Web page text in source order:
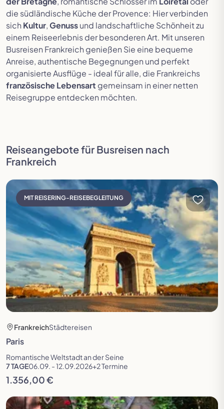
Festspielreisen
die südländische Küche der Provence: Hier verbinden
sich Kultur,Genussund landschaftliche Schönheit zu
einem Reiseerlebnis der besonderen Art. Mit unseren
Busreisen Frankreich genießen Sie eine bequeme
Anreise, authentische Begegnungen und perfekt
organisierte Ausflüge - ideal für alle, die Frankreichs
französische Lebensart gemeinsam in einer netten
Reisegruppe entdecken möchten.
Reiseangebote für Busreisen nach
Frankreich
MIT REISERING-REISEBEGLEITUNG
Reise öffnen
FrankreichStädtereisen
Paris
Romantische Weltstadt an der Seine
7 TAGE06.09. - 12.09.2026+2 Termine
1.356,00 €
Reise öffnen